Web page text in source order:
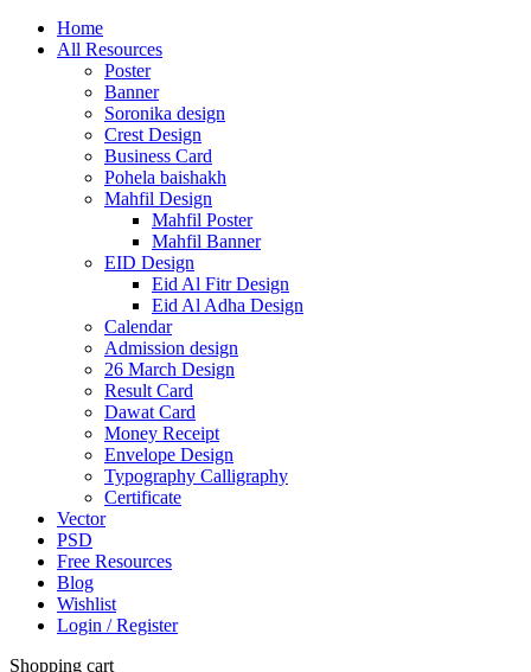
Home
All Resources
Poster
Banner
Soronika design
Crest Design
Business Card
Pohela baishakh
Mahfil Design
Mahfil Poster
Mahfil Banner
EID Design
Eid Al Fitr Design
Eid Al Adha Design
Calendar
Admission design
26 March Design
Result Card
Dawat Card
Money Receipt
Envelope Design
Typography Calligraphy
Certificate
Vector
PSD
Free Resources
Blog
Wishlist
Login / Register
Shopping cart